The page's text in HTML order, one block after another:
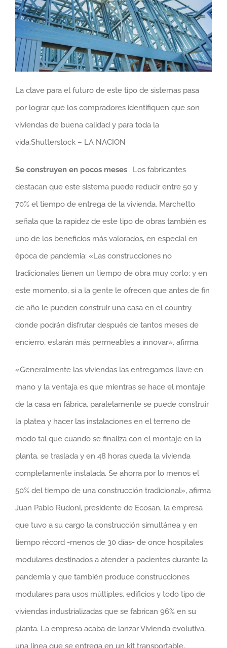
La clave para el futuro de este tipo de sistemas pasa
por lograr que los compradores identifiquen que son
viviendas de buena calidad y para toda la
vida.Shutterstock – LA NACION
Se construyen en pocos meses . Los fabricantes
destacan que este sistema puede reducir entre 50 y
70% el tiempo de entrega de la vivienda. Marchetto
señala que la rapidez de este tipo de obras también es
uno de los beneficios más valorados, en especial en
época de pandemia: «Las construcciones no
tradicionales tienen un tiempo de obra muy corto; y en
este momento, si a la gente le ofrecen que antes de fin
de año le pueden construir una casa en el country
donde podrán disfrutar después de tantos meses de
encierro, estarán más permeables a innovar», afirma.
«Generalmente las viviendas las entregamos llave en
mano y la ventaja es que mientras se hace el montaje
de la casa en fábrica, paralelamente se puede construir
la platea y hacer las instalaciones en el terreno de
modo tal que cuando se finaliza con el montaje en la
planta, se traslada y en 48 horas queda la vivienda
completamente instalada. Se ahorra por lo menos el
50% del tiempo de una construcción tradicional», afirma
Juan Pablo Rudoni, presidente de Ecosan, la empresa
que tuvo a su cargo la construcción simultánea y en
tiempo récord -menos de 30 días- de once hospitales
modulares destinados a atender a pacientes durante la
pandemia y que también produce construcciones
modulares para usos múltiples, edificios y todo tipo de
viviendas industrializadas que se fabrican 96% en su
planta. La empresa acaba de lanzar Vivienda evolutiva,
una línea que se entrega en un kit transportable,